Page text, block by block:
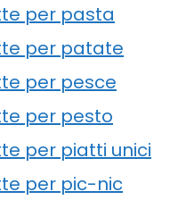
per pasta
per patate
per pesce
per pesto
per piatti unici
per pic-nic